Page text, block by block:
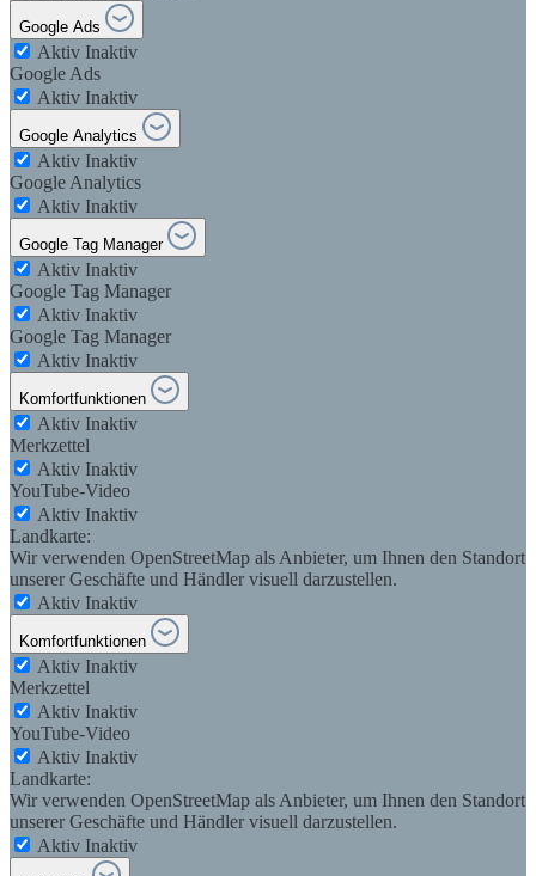
Google Ads
Aktiv Inaktiv
Google Ads
Aktiv Inaktiv
Google Analytics
Aktiv Inaktiv
Google Analytics
Aktiv Inaktiv
Google Tag Manager
Aktiv Inaktiv
Google Tag Manager
Aktiv Inaktiv
Google Tag Manager
Aktiv Inaktiv
Komfortfunktionen
Aktiv Inaktiv
Merkzettel
Aktiv Inaktiv
YouTube-Video
Aktiv Inaktiv
Landkarte:
Wir verwenden OpenStreetMap als Anbieter, um Ihnen den Standort
unserer Geschäfte und Händler visuell darzustellen.
Aktiv Inaktiv
Komfortfunktionen
Aktiv Inaktiv
Merkzettel
Aktiv Inaktiv
YouTube-Video
Aktiv Inaktiv
Landkarte:
Wir verwenden OpenStreetMap als Anbieter, um Ihnen den Standort
unserer Geschäfte und Händler visuell darzustellen.
Aktiv Inaktiv